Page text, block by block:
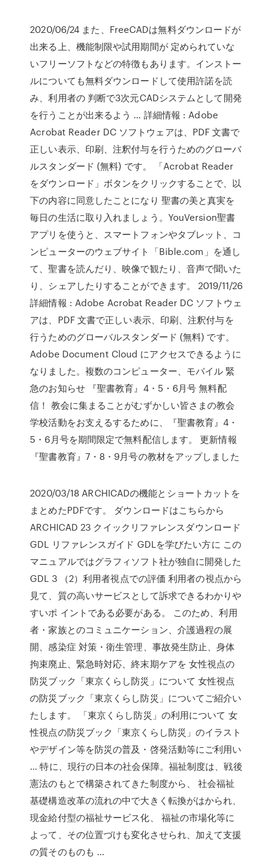
2020/06/24 また、FreeCADは無料ダウンロードが
出来る上、機能制限や試用期間が 定められていな
いフリーソフトなどの特徴もあります。インストー
ルについても無料ダウンロードして使用許諾を読
み、利用者の 判断で3次元CADシステムとして開発
を行うことが出来るよう … 詳細情報 : Adobe
Acrobat Reader DC ソフトウェアは、PDF 文書で
正しい表示、印刷、注釈付与を行うためのグローバ
ルスタンダード (無料) です。 「Acrobat Reader
をダウンロード」ボタンをクリックすることで、以
下の内容に同意したことになり 聖書の美と真実を
毎日の生活に取り入れましょう。YouVersion聖書
アプリを使うと、スマートフォンやタブレット、コ
ンピューターのウェブサイト「Bible.com」を通し
て、聖書を読んだり、映像で観たり、音声で聞いた
り、シェアしたりすることができます。 2019/11/26
詳細情報 : Adobe Acrobat Reader DC ソフトウェ
アは、PDF 文書で正しい表示、印刷、注釈付与を
行うためのグローバルスタンダード (無料) です。
Adobe Document Cloud にアクセスできるように
なりました。複数のコンピューター、モバイル 緊
急のお知らせ 『聖書教育』4・5・6月号 無料配
信！ 教会に集まることがむずかしい皆さまの教会
学校活動をお支えるするために、『聖書教育』4・
5・6月号を期間限定で無料配信します。 更新情報
『聖書教育』7・8・9月号の教材をアップしました
2020/03/18 ARCHICADの機能とショートカットを
まとめたPDFです。 ダウンロードはこちらから
ARCHICAD 23 クイックリファレンスダウンロード
GDL リファレンスガイド GDLを学びたい方に この
マニュアルではグラフィソフト社が独自に開発した
GDL 3 （2）利用者視点での評価 利用者の視点から
見て、質の高いサービスとして訴求できるわかりや
すいポ イントである必要がある。 このため、利用
者・家族とのコミュニケーション、介護過程の展
開、感染症 対策・衛生管理、事故発生防止、身体
拘束廃止、緊急時対応、終末期ケアを 女性視点の
防災ブック「東京くらし防災」について 女性視点
の防災ブック「東京くらし防災」についてご紹介い
たします。 「東京くらし防災」の利用について 女
性視点の防災ブック「東京くらし防災」のイラスト
やデザイン等を防災の普及・啓発活動等にご利用い
… 特に、現行の日本の社会保障。福祉制度は、戦後
憲法のもとで構築されてきた制度から、 社会福祉
基礎構造改革の流れの中で大きく転換がはかられ、
現金給付型の福祉サービス化、 福祉の市場化等に
よって、その位置づけも変化させられ、加えて支援
の質そのものも …